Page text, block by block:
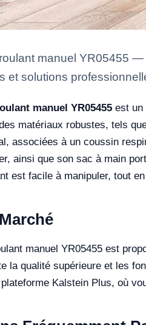
manuel YR05455
et solutions
manuel YR05455 est un
matériaux robustes, tels
associées à un coussin
ainsi que son sac à main
est facile à manipuler, tout
manuel YR05455 est
la qualité supérieure et les
Kalstein Plus, où